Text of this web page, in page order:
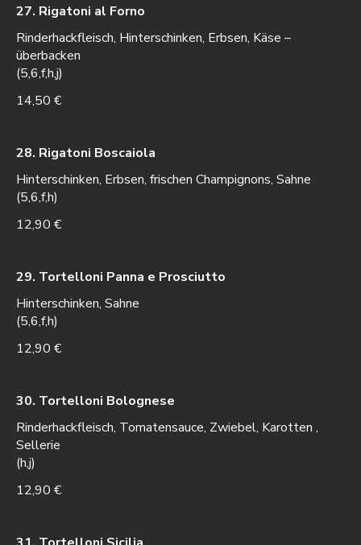
27. Rigatoni al Forno
Rinderhackfleisch, Hinterschinken, Erbsen, Käse –
überbacken
(5,6,f,h,j)
14,50 €
28. Rigatoni Boscaiola
Hinterschinken, Erbsen, frischen Champignons, Sahne
(5,6,f,h)
12,90 €
29. Tortelloni Panna e Prosciutto
Hinterschinken, Sahne
(5,6,f,h)
12,90 €
30. Tortelloni Bolognese
Rinderhackfleisch, Tomatensauce, Zwiebel, Karotten ,
Sellerie
(h,j)
12,90 €